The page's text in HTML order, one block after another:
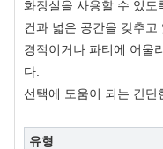
화장실을 사용할 수 있도
컨과 넓은 공간을 갖추
경적이거나 파티에 어울
다.
선택에 도움이 되는 간단
유형